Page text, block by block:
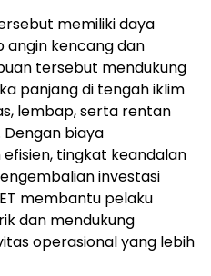
memiliki daya
angin kencang dan
tersebut mendukung
panjang di tengah iklim
lembap, serta rentan
biaya
tingkat keandalan
investasi
membantu pelaku
dan mendukung
operasional yang lebih